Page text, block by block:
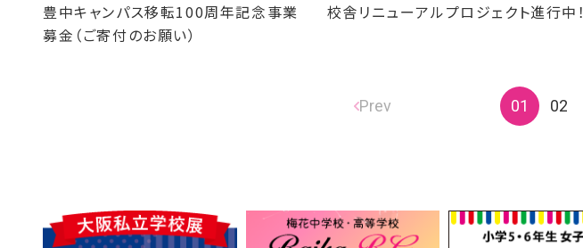
豊中キャンパス移転100周年記念事業
募金（ご寄付のお願い）
校舎リニューアルプロジェクト進行中！
Prev 01 02